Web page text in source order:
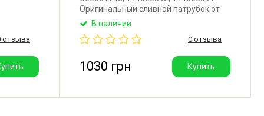
от
отзыва
Оригинальный сливной патрубок от
бака к насосу для стиральной машины
Indesit, Ariston, Whirlpool.
Производитель: Италия.
В наличии
0 отзыва
1030 грн Купить